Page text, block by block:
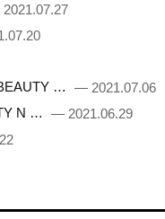
…
— 2021.07.06
N …
— 2021.06.29